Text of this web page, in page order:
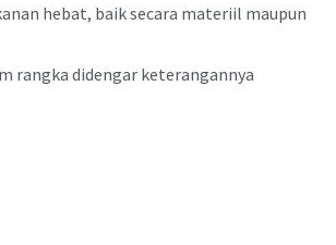
hebat, baik secara materiil maupun
rangka didengar keterangannya